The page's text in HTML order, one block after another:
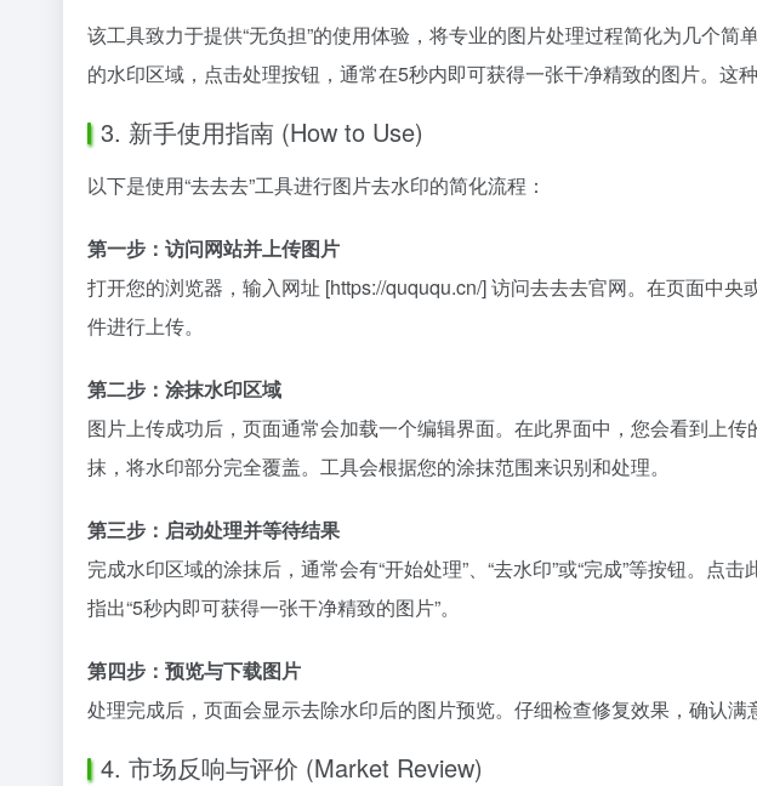
该工具致力于提供“无负担”的使用体验，将专业的图片处理过程简化为几个
的水印区域，点击处理按钮，通常在5秒内即可获得一张干净精致的图片。这
3. 新手使用指南 (How to Use)
以下是使用“去去去”工具进行图片去水印的简化流程：
第一步：访问网站并上传图片
打开您的浏览器，输入网址 [https://quququ.cn/] 访问去去去官网。在页面中
件进行上传。
第二步：涂抹水印区域
图片上传成功后，页面通常会加载一个编辑界面。在此界面中，您会看到上
抹，将水印部分完全覆盖。工具会根据您的涂抹范围来识别和处理。
第三步：启动处理并等待结果
完成水印区域的涂抹后，通常会有“开始处理”、“去水印”或“完成”等按钮。
指出“5秒内即可获得一张干净精致的图片”。
第四步：预览与下载图片
处理完成后，页面会显示去除水印后的图片预览。仔细检查修复效果，确认
4. 市场反响与评价 (Market Review)